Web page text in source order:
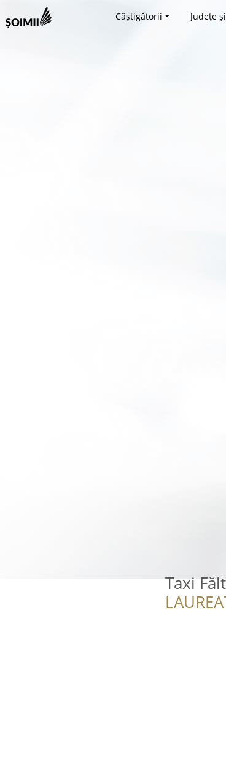
Câștigătorii Județe
Taxi